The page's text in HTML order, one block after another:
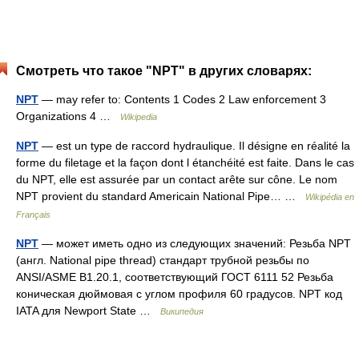
Смотреть что такое "NPT" в других словарях:
NPT — may refer to: Contents 1 Codes 2 Law enforcement 3
Organizations 4 …
Wikipedia
NPT — est un type de raccord hydraulique. Il désigne en réalité la
forme du filetage et la façon dont l étanchéité est faite. Dans le cas
du NPT, elle est assurée par un contact arête sur cône. Le nom
NPT provient du standard Americain National Pipe… …
Wikipédia en
Français
NPT — может иметь одно из следующих значений: Резьба NPT
(англ. National pipe thread) стандарт трубной резьбы по
ANSI/ASME B1.20.1, соответствующий ГОСТ 6111 52 Резьба
коническая дюймовая с углом профиля 60 градусов. NPT код
IATA для Newport State …
Википедия